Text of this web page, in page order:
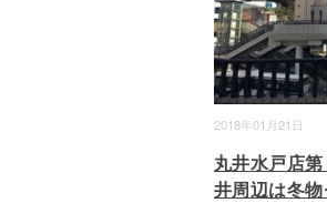
2018年01月21日
丸井水戸店
井周辺は冬